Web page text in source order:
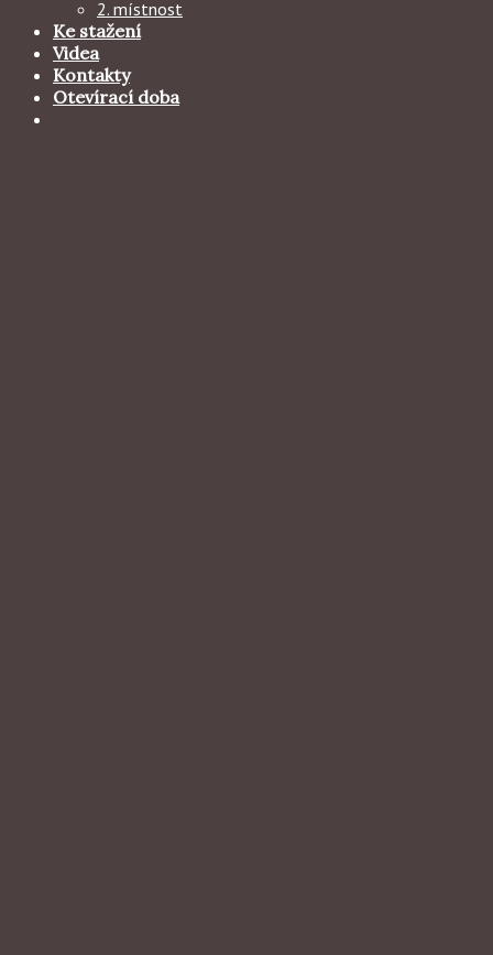
2. místnost
Ke stažení
Videa
Kontakty
Otevírací doba